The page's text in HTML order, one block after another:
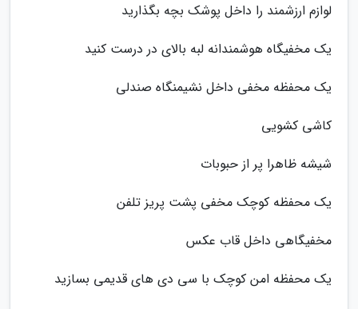
لوازم ارزشمند را داخل پوشک بچه بگذارید
یک مخفیگاه هوشمندانه لبه بالای در درست کنید
یک محفظه مخفی داخل نشیمنگاه صندلی
کاشی کشویی
شیشه ظاهرا پر از حبوبات
یک محفظه کوچک مخفی پشت پریز تلفن
مخفیگاهی داخل قاب عکس
یک محفظه امن کوچک با سی دی های قدیمی بسازید